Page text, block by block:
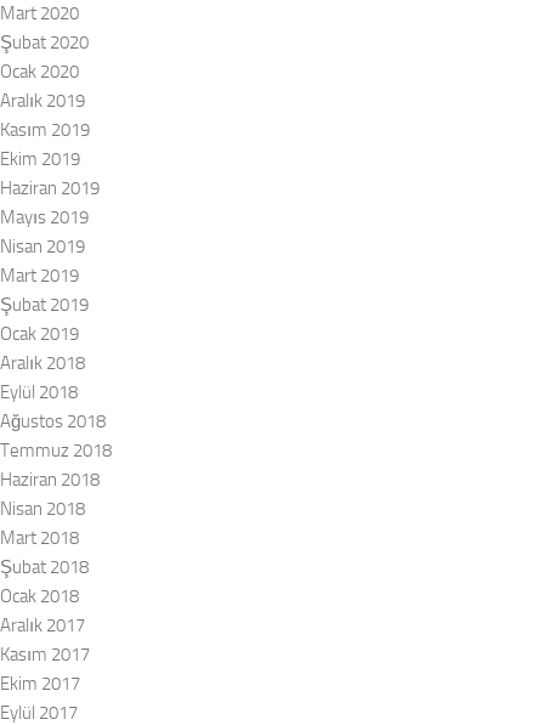
Mart 2020
Şubat 2020
Ocak 2020
Aralık 2019
Kasım 2019
Ekim 2019
Haziran 2019
Mayıs 2019
Nisan 2019
Mart 2019
Şubat 2019
Ocak 2019
Aralık 2018
Eylül 2018
Ağustos 2018
Temmuz 2018
Haziran 2018
Nisan 2018
Mart 2018
Şubat 2018
Ocak 2018
Aralık 2017
Kasım 2017
Ekim 2017
Eylül 2017